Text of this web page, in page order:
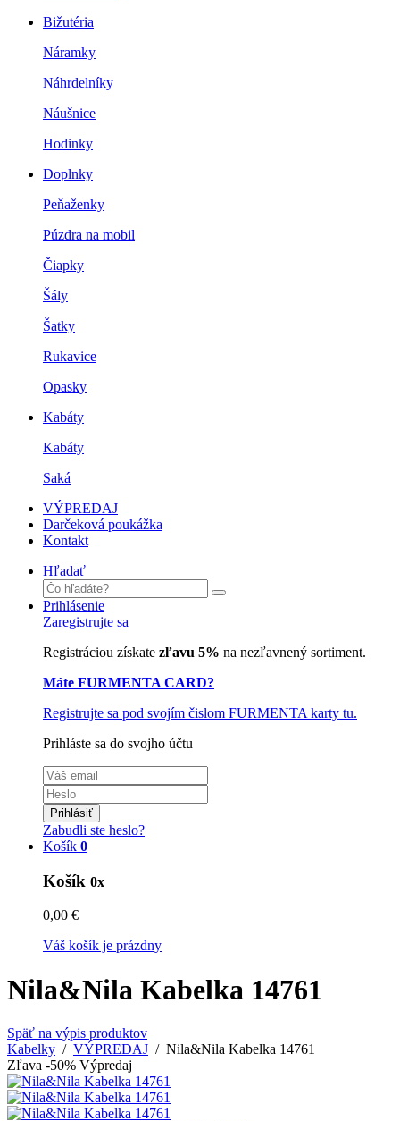
Bižutéria
Náramky
Náhrdelníky
Náušnice
Hodinky
Doplnky
Peňaženky
Púzdra na mobil
Čiapky
Šály
Šatky
Rukavice
Opasky
Kabáty
Kabáty
Saká
VÝPREDAJ
Darčeková poukážka
Kontakt
Hľadať
Prihlásenie
Zaregistrujte sa
Registráciou získate zľavu 5% na nezľavnený sortiment.
Máte FURMENTA CARD?
Registrujte sa pod svojím čislom FURMENTA karty tu.
Prihláste sa do svojho účtu
Prihlásiť
Zabudli ste heslo?
Košík 0
Košík 0x
0,00 €
Váš košík je prázdny
Nila&Nila Kabelka 14761
Späť na výpis produktov
Kabelky / VÝPREDAJ / Nila&Nila Kabelka 14761
Zľava -50% Výpredaj